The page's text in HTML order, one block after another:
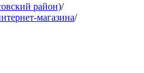
район)/
магазина/